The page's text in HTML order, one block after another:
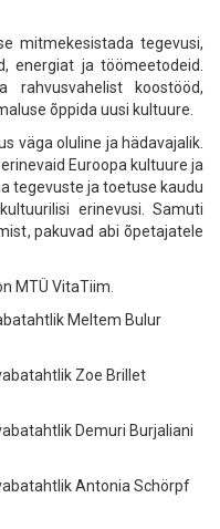
mitmekesistada tegevusi,
energiat ja töömeetodeid.
rahvusvahelist koostööd,
õppida uusi kultuure.
väga oluline ja hädavajalik.
Euroopa kultuure ja
tegevuste ja toetuse kaudu
erinevusi. Samuti
pakuvad abi õpetajatele
MTÜ VitaTiim.
Meltem Bulur
Zoe Brillet
Demuri Burjaliani
Antonia Schörpf